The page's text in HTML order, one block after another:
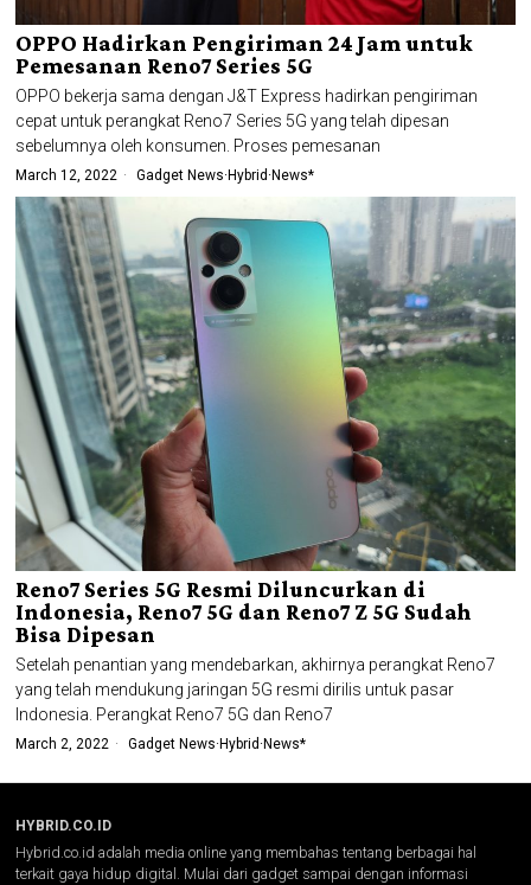
OPPO Hadirkan Pengiriman 24 Jam untuk
Pemesanan Reno7 Series 5G
OPPO bekerja sama dengan J&T Express hadirkan pengiriman
cepat untuk perangkat Reno7 Series 5G yang telah dipesan
sebelumnya oleh konsumen. Proses pemesanan
March 12, 2022 Gadget News· Hybrid · News*
Reno7 Series 5G Resmi Diluncurkan di
Indonesia, Reno7 5G dan Reno7 Z 5G Sudah
Bisa Dipesan
Setelah penantian yang mendebarkan, akhirnya perangkat Reno7
yang telah mendukung jaringan 5G resmi dirilis untuk pasar
Indonesia. Perangkat Reno7 5G dan Reno7
March 2, 2022 Gadget News· Hybrid · News*
HYBRID.CO.ID
Hybrid.co.id adalah media online yang membahas tentang berbagai hal
terkait gaya hidup digital. Mulai dari gadget sampai dengan informasi